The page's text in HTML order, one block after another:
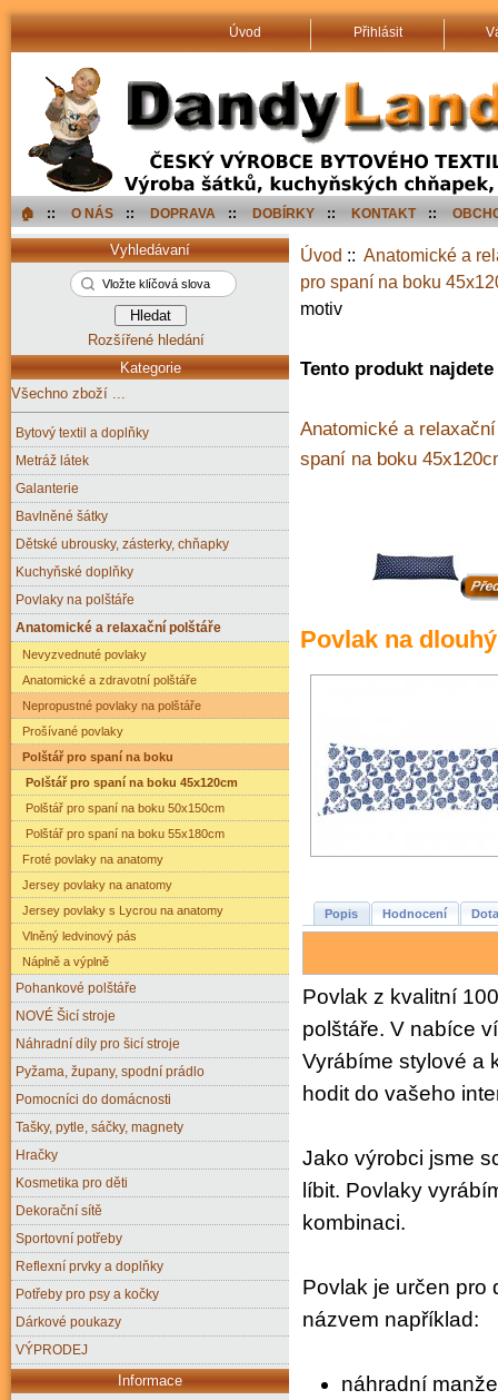
Úvod Přihlásit
🏠︎ :: O NÁS :: DOPRAVA :: DOBÍRKY :: KONTAKT ::
Úvod :: Anatomické a
pro spaní na boku
motiv
Tento produkt
Anatomické a
spaní na boku
Povlak na
Popis Hodnocení
Povlak z kvalitní
polštáře. V nabíce
Vyrábíme stylové a
hodit do vašeho
Jako výrobci jsme
líbit. Povlaky
kombinaci.
Povlak je určen pro
názvem například:
náhradní
Vyhledávaní
Rozšířené hledání
Kategorie
Všechno zboží ...
Bytový textil a doplňky
Metráž látek
Galanterie
Bavlněné šátky
Dětské ubrousky, zásterky, chňapky
Kuchyňské doplňky
Povlaky na polštáře
Anatomické a relaxační polštáře
Nevyzvednuté povlaky
Anatomické a zdravotní polštáře
Nepropustné povlaky na polštáře
Prošívané povlaky
Polštář pro spaní na boku
Polštář pro spaní na boku 45x120cm
Polštář pro spaní na boku 50x150cm
Polštář pro spaní na boku 55x180cm
Froté povlaky na anatomy
Jersey povlaky na anatomy
Jersey povlaky s Lycrou na anatomy
Vlněný ledvinový pás
Náplně a výplně
Pohankové polštáře
NOVÉ Šicí stroje
Náhradní díly pro šicí stroje
Pyžama, župany, spodní prádlo
Pomocníci do domácnosti
Tašky, pytle, sáčky, magnety
Hračky
Kosmetika pro děti
Dekorační sítě
Sportovní potřeby
Reflexní prvky a doplňky
Potřeby pro psy a kočky
Dárkové poukazy
VÝPRODEJ
Informace